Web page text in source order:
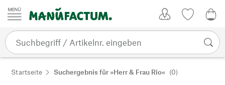
Zum Inhalt springen
Startseite Suchergebnis für »Herr & Frau Rio« (0)